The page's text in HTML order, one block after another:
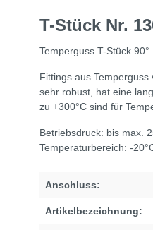
T-Stück Nr.
Temperguss T-Stück
Fittings aus
sehr robust, hat eine
zu +300°C sind für
Betriebsdruck: bis max.
Temperaturbereich: -
Anschluss:
Artikelbezeichnung: